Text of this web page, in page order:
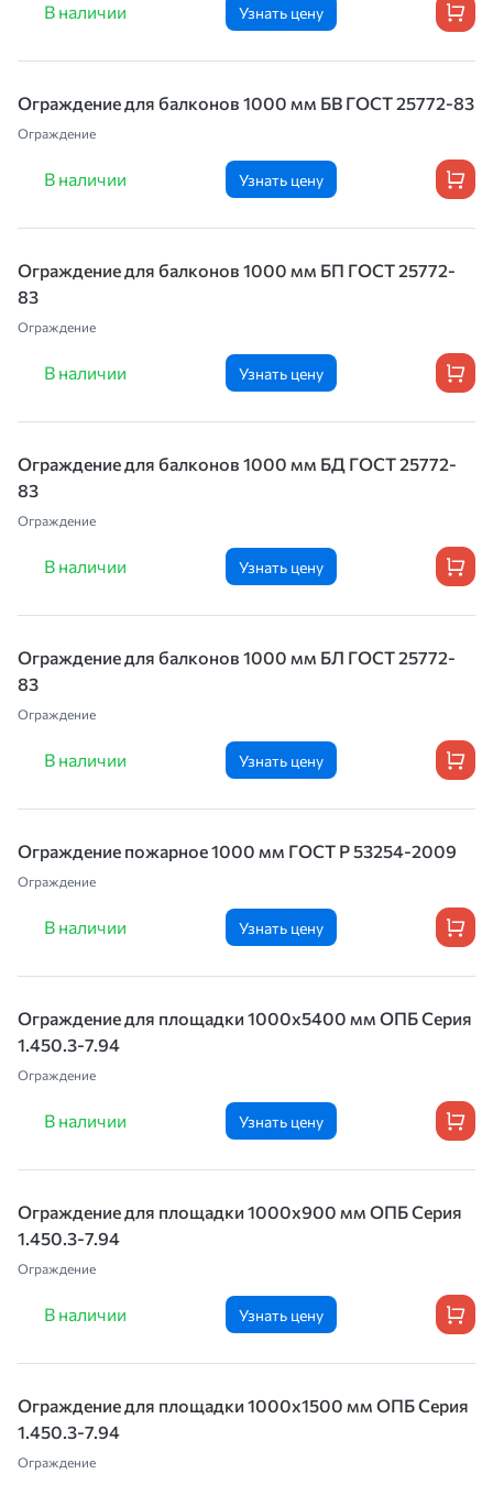
В наличии Узнать цену
Ограждение для балконов 1000 мм БВ ГОСТ 25772-83
Ограждение
В наличии Узнать цену
Ограждение для балконов 1000 мм БП ГОСТ 25772-
83
Ограждение
В наличии Узнать цену
Ограждение для балконов 1000 мм БД ГОСТ 25772-
83
Ограждение
В наличии Узнать цену
Ограждение для балконов 1000 мм БЛ ГОСТ 25772-
83
Ограждение
В наличии Узнать цену
Ограждение пожарное 1000 мм ГОСТ Р 53254-2009
Ограждение
В наличии Узнать цену
Ограждение для площадки 1000х5400 мм ОПБ Серия
1.450.3-7.94
Ограждение
В наличии Узнать цену
Ограждение для площадки 1000х900 мм ОПБ Серия
1.450.3-7.94
Ограждение
В наличии Узнать цену
Ограждение для площадки 1000х1500 мм ОПБ Серия
1.450.3-7.94
Ограждение